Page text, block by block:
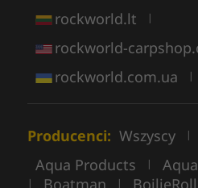
rockworld.lt |
rockworld-
rockworld.com.ua |
Producenci: Wszyscy |
Aqua Products |
| Boatman |